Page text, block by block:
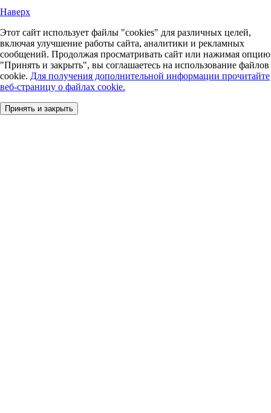
Наверх
Этот сайт использует файлы "cookies" для различных целей,
включая улучшение работы сайта, аналитики и рекламных
сообщений. Продолжая просматривать сайт или нажимая опцию
"Принять и закрыть", вы соглашаетесь на использование файлов
cookie. Для получения дополнительной информации прочитайте
веб-страницу о файлах cookie.
Принять и закрыть